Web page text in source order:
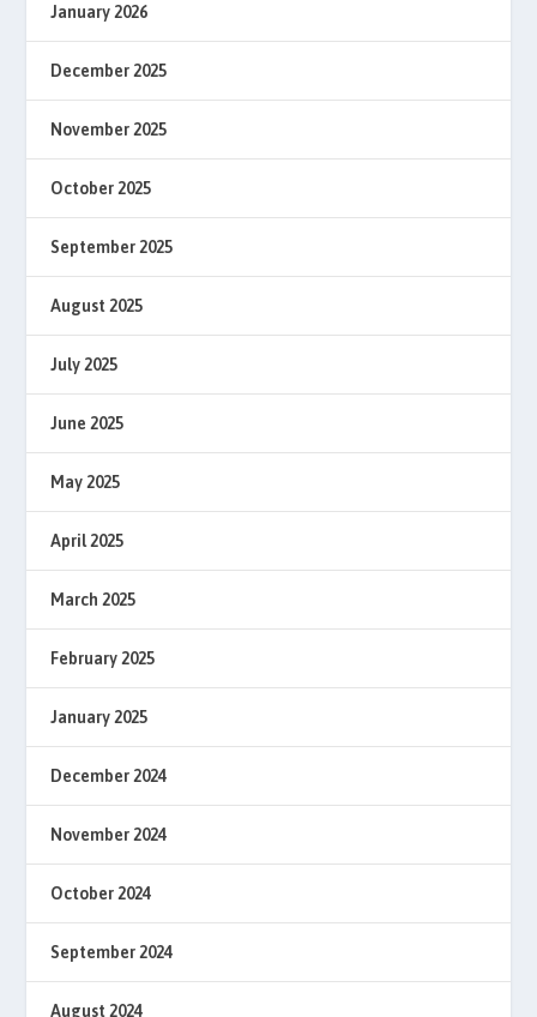
January 2026
December 2025
November 2025
October 2025
September 2025
August 2025
July 2025
June 2025
May 2025
April 2025
March 2025
February 2025
January 2025
December 2024
November 2024
October 2024
September 2024
August 2024